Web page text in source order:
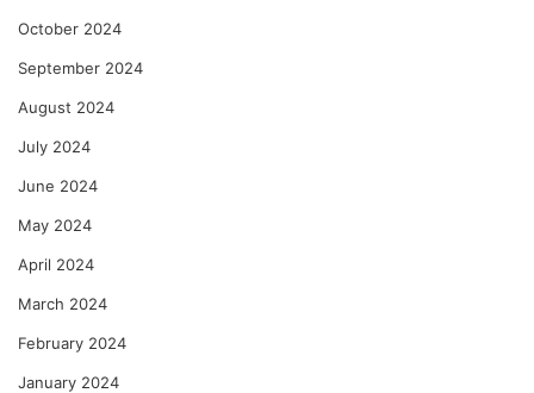
October 2024
September 2024
August 2024
July 2024
June 2024
May 2024
April 2024
March 2024
February 2024
January 2024